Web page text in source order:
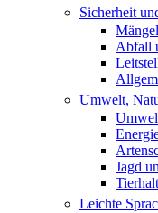
Sicherheit
Abfall
Umwelt,
Jagd
Leichte